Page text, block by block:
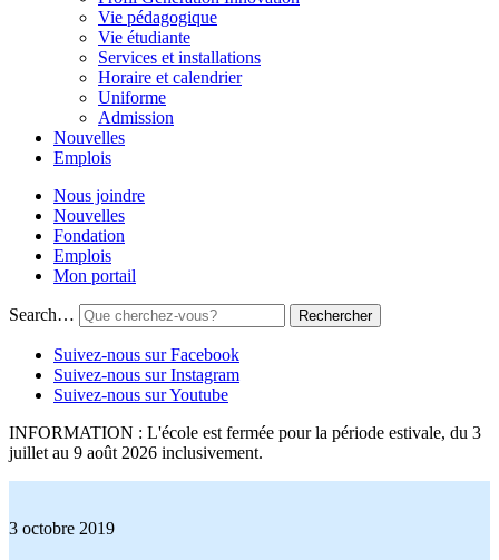
Vie pédagogique
Vie étudiante
Services et installations
Horaire et calendrier
Uniforme
Admission
Nouvelles
Emplois
Nous joindre
Nouvelles
Fondation
Emplois
Mon portail
Search…
Suivez-nous sur Facebook
Suivez-nous sur Instagram
Suivez-nous sur Youtube
INFORMATION : L'école est fermée pour la période estivale, du 3
juillet au 9 août 2026 inclusivement.
3 octobre 2019